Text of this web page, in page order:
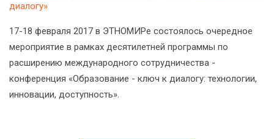
диалогу»
17-18 февраля 2017 в ЭТНОМИРе состоялось очередное
мероприятие в рамках десятилетней программы по
расширению международного сотрудничества -
конференция «Образование - ключ к диалогу: технологии,
инновации, доступность».